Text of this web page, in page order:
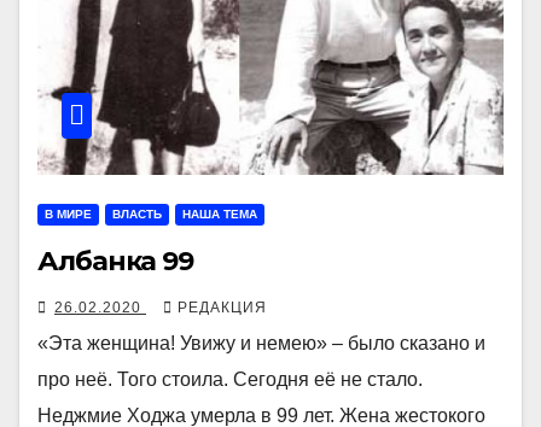
В МИРЕ ВЛАСТЬ НАША ТЕМА
Албанка 99
26.02.2020 РЕДАКЦИЯ
«Эта женщина! Увижу и немею» – было сказано и
про неё. Того стоила. Сегодня её не стало.
Неджмие Ходжа умерла в 99 лет. Жена жестокого